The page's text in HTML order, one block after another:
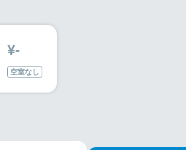
¥-
空室なし